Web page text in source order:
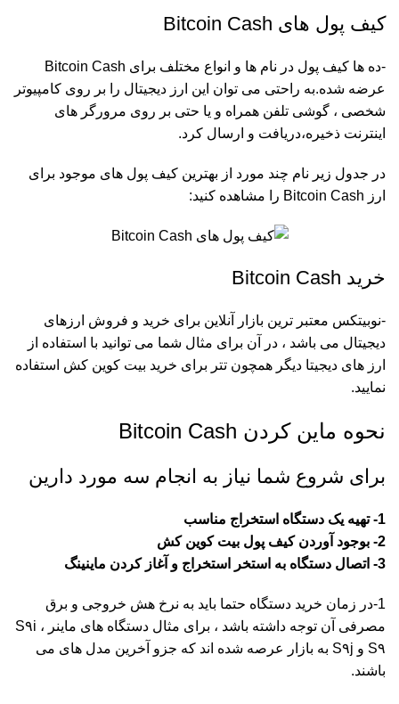
کیف پول های Bitcoin Cash
-ده ها کیف پول در نام ها و انواع مختلف برای Bitcoin Cash
عرضه شده.به راحتی می توان این ارز دیجیتال را بر روی کامپیوتر
شخصی ، گوشی تلفن همراه و یا حتی بر روی مرورگر های
اینترنت ذخیره،دریافت و ارسال کرد.
در جدول زیر نام چند مورد از بهترین کیف پول های موجود برای
ارز Bitcoin Cash را مشاهده کنید:
خرید Bitcoin Cash
-نوبیتکس معتبر ترین بازار آنلاین برای خرید و فروش ارزهای
دیجیتال می باشد ، در آن برای مثال شما می توانید با استفاده از
ارز های دیجیتا دیگر همچون تتر برای خرید بیت کوین کش استفاده
نمایید.
نحوه ماین کردن Bitcoin Cash
برای شروع شما نیاز به انجام سه مورد دارین
1- تهیه یک دستگاه استخراج مناسب
2- بوجود آوردن کیف پول بیت کوین کش
3- اتصال دستگاه به استخر استخراج و آغاز کردن ماینینگ
1-در زمان خرید دستگاه حتما باید به نرخ هش خروجی و برق
مصرفی آن توجه داشته باشد ، برای مثال دستگاه های ماینر S۹i ،
S۹ و S۹j به بازار عرصه شده اند که جزو آخرین مدل های می
باشند.